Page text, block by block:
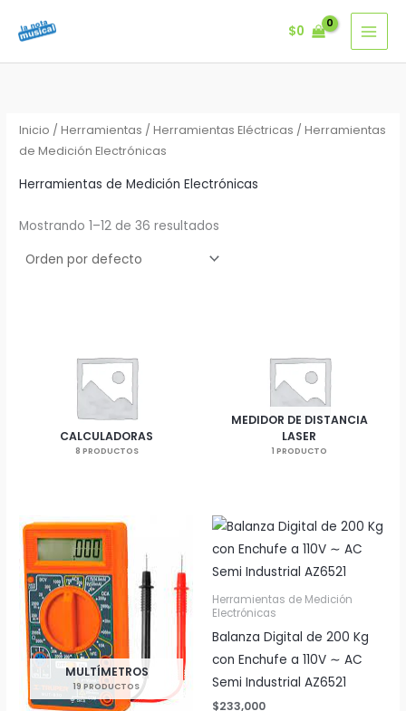
$0
Inicio /Herramientas /Herramientas Eléctricas / Herramientas
de Medición Electrónicas
Herramientas de Medición Electrónicas
Mostrando 1–12 de 36 resultados
CALCULADORAS
8 PRODUCTOS
MEDIDOR DE DISTANCIA
LASER
1 PRODUCTO
MULTÍMETROS
19 PRODUCTOS
Herramientas de Medición
Electrónicas
Balanza Digital de 200 Kg
con Enchufe a 110V ∼ AC
Semi Industrial AZ6521
$233,000